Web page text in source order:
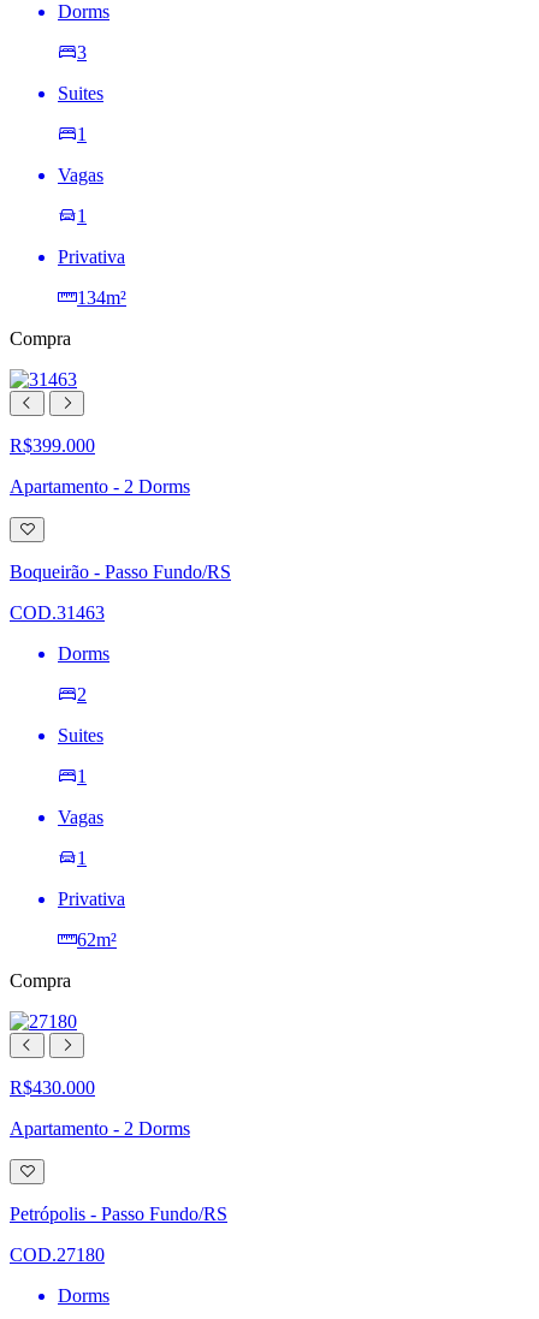
Dorms
3
Suites
1
Vagas
1
Privativa
134m²
Compra
R$399.000
Apartamento - 2 Dorms
Adicionar
à
lista
de
Boqueirão - Passo Fundo/RS
COD.31463
Dorms
2
Suites
1
Vagas
1
Privativa
62m²
Compra
R$430.000
Apartamento - 2 Dorms
Adicionar
à
lista
de
Petrópolis - Passo Fundo/RS
COD.27180
Dorms